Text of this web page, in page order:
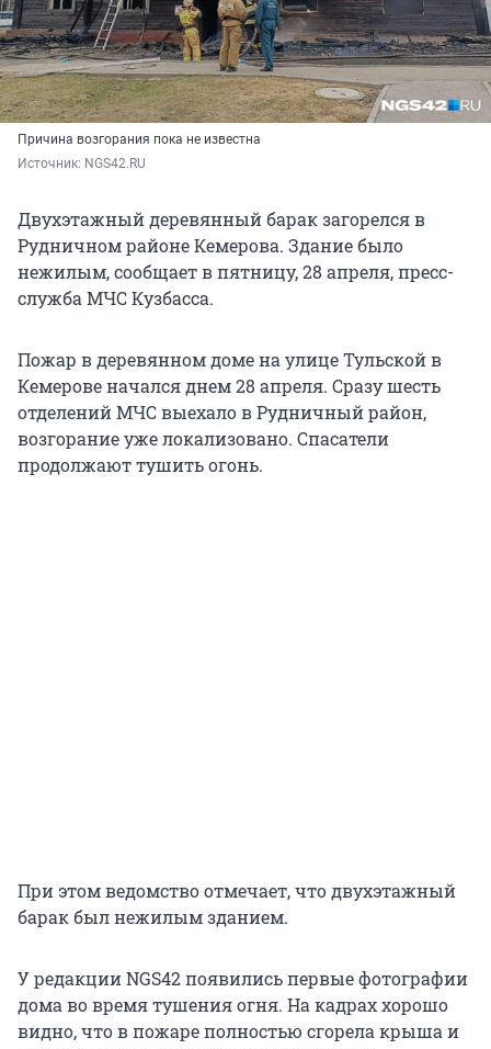
Причина возгорания пока не известна
Источник: NGS42.RU
Двухэтажный деревянный барак загорелся в
Рудничном районе Кемерова. Здание было
нежилым, сообщает в пятницу, 28 апреля, пресс-
служба МЧС Кузбасса.
Пожар в деревянном доме на улице Тульской в
Кемерове начался днем 28 апреля. Сразу шесть
отделений МЧС выехало в Рудничный район,
возгорание уже локализовано. Спасатели
продолжают тушить огонь.
При этом ведомство отмечает, что двухэтажный
барак был нежилым зданием.
У редакции NGS42 появились первые фотографии
дома во время тушения огня. На кадрах хорошо
видно, что в пожаре полностью сгорела крыша и